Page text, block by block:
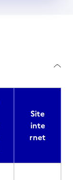
Site
inte
rnet